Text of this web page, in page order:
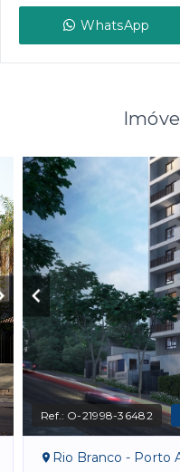
WhatsApp
Ref.: O-21998-36482
Rio Branco - Porto